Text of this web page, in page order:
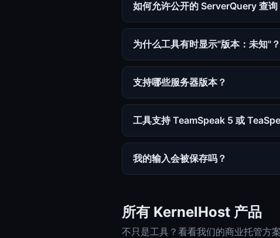
如何允许公开的 ServerQuery 查询
为什么工具有时显示"版本：未知"？
支持哪些服务器版本？
工具支持 TeamSpeak 5 或
我的输入会被保存吗？
所有 KernelHost 产品
不只是工具？看看我们的商业托管方案